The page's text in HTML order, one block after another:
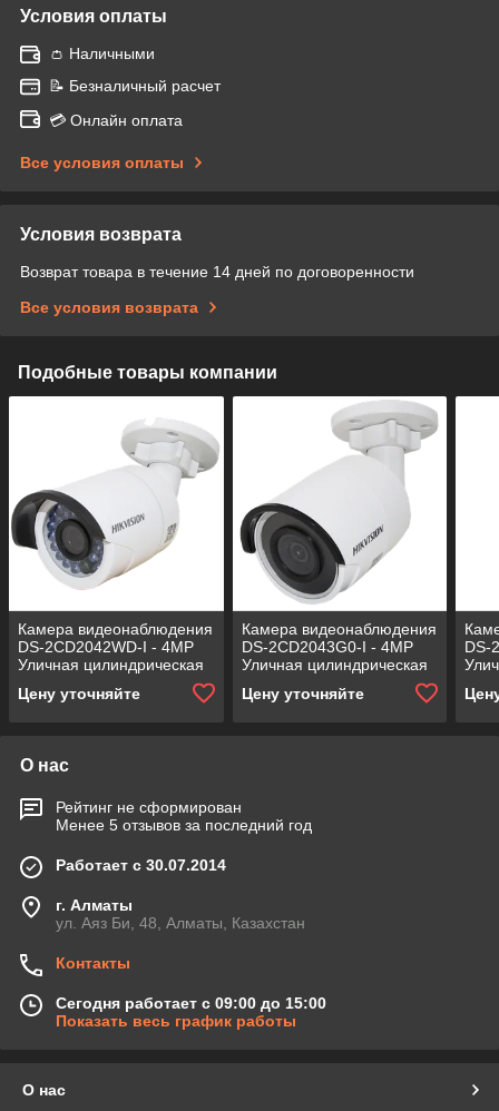
Условия оплаты
👛 Наличными
📝 Безналичный расчет
💳 Онлайн оплата
Все условия оплаты
Условия возврата
Возврат товара в течение 14 дней по договоренности
Все условия возврата
Подобные товары компании
Камера видеонаблюдения
DS-2CD2042WD-I - 4MP
Уличная цилиндрическая
кронштейне.
Цену уточняйте
Камера видеонаблюдения
DS-2CD2043G0-I - 4MP
Уличная цилиндрическая
кронштейне.
Цену уточняйте
DS-
О нас
Рейтинг не сформирован
Менее 5 отзывов за последний год
Работает с 30.07.2014
г. Алматы
ул. Аяз Би, 48, Алматы, Казахстан
Контакты
Сегодня работает с 09:00 до 15:00
Показать весь график работы
О нас